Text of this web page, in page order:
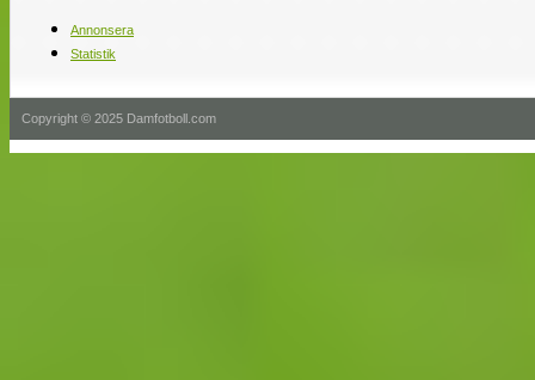
Annonsera
Statistik
Copyright © 2025 Damfotboll.com